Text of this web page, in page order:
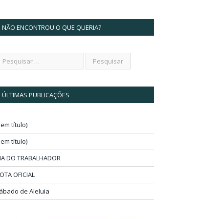
NÃO ENCONTROU O QUE QUERIA?
ÚLTIMAS PUBLICAÇÕES
título)
título)
DO TRABALHADOR
OFICIAL
de Aleluia